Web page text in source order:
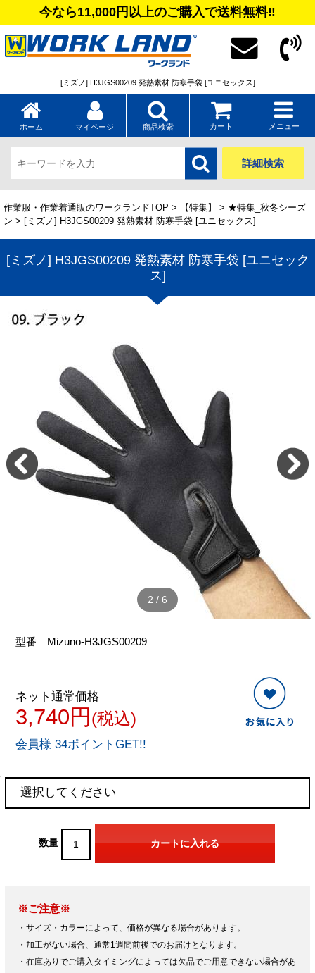
今なら11,000円以上のご購入で送料無料‼
[ミズノ] H3JGS00209 発熱素材 防寒手袋 [ユニセックス]
ホーム マイページ 商品検索 カート メニュー
詳細検索
作業服・作業着通販のワークランドTOP > 【特集】 > ★特集_秋冬シーズ
ン > [ミズノ] H3JGS00209 発熱素材 防寒手袋 [ユニセックス]
[ミズノ] H3JGS00209 発熱素材 防寒手袋 [ユニセック
ス]
2 / 6
型番 Mizuno-H3JGS00209
ネット通常価格
3,740円 (税込)
会員様 34ポイントGET!!
数量
※ご注意※
・サイズ・カラーによって、価格が異なる場合があります。
・加工がない場合、通常1週間前後でのお届けとなります。
・在庫ありでご購入タイミングによっては欠品でご用意できない場合があ